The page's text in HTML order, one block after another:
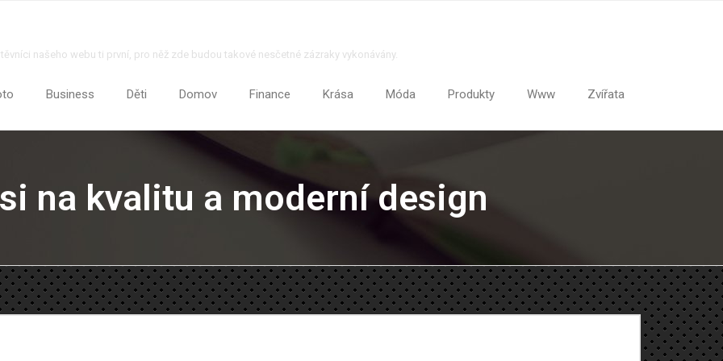
našeho webu ti první, pro něž zde budou takové nesčetné zázraky vykonávány.
Business Děti Domov Finance Krása Móda Produkty Www Zvířata
na kvalitu a moderní design